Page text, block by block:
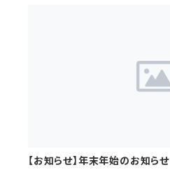
【お知らせ】年末年始のお知らせ